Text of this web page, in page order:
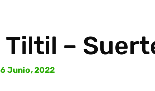
–
Junio, 2022